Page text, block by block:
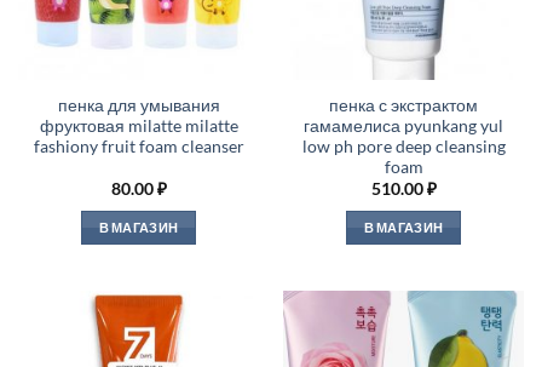
пенка для умывания
фруктовая milatte milatte
fashiony fruit foam cleanser
80.00₽
В МАГАЗИН
пенка с экстрактом
гамамелиса pyunkang yul
low ph pore deep cleansing
foam
510.00₽
В МАГАЗИН